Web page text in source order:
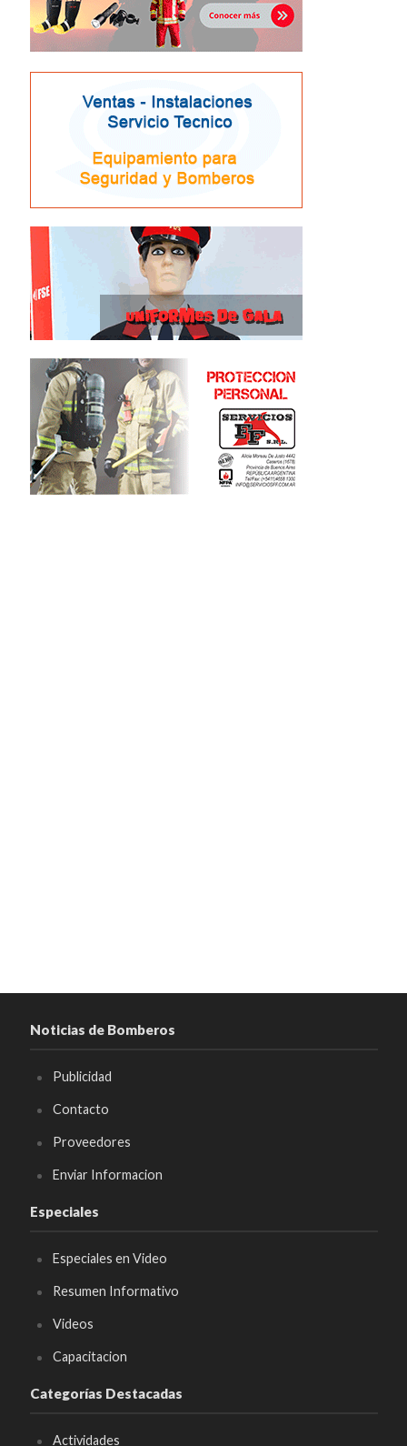
Noticias de Bomberos
Publicidad
Contacto
Proveedores
Enviar Informacion
Especiales
Especiales en Video
Resumen Informativo
Videos
Capacitacion
Categorías Destacadas
Actividades